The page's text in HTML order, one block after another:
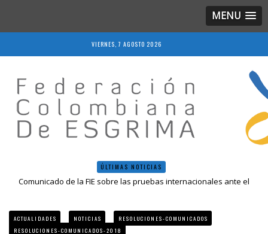
MENU
VIERNES, 7 AGOSTO 2026
ÚLTIMAS NOTICIAS
Comunicado de la FIE sobre las pruebas internacionales ante el
Resultados LIVE IV Escalafón Nacional Mayores, Cali, Abril 2019
Resolución 027 2019
ACTUALIDADES NOTICIAS
RESOLUCIONES-COMUNICADOS
RESOLUCIONES-COMUNICADOS-2018